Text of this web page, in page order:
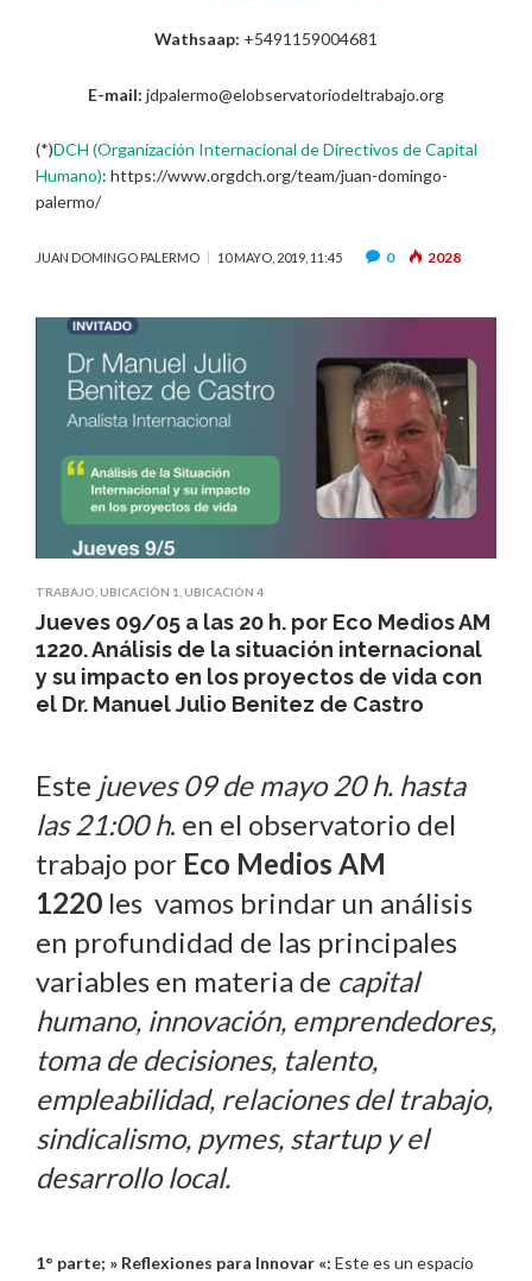
Wathsaap: +5491159004681
E-mail: jdpalermo@elobservatoriodeltrabajo.org
(*)DCH (Organización Internacional de Directivos de Capital
Humano): https://www.orgdch.org/team/juan-domingo-
palermo/
JUAN DOMINGO PALERMO 10 MAYO, 2019, 11:45 0 2028
TRABAJO UBICACIÓN 1 UBICACIÓN 4
Jueves 09/05 a las 20 h. por Eco Medios AM
1220. Análisis de la situación internacional
y su impacto en los proyectos de vida con
el Dr. Manuel Julio Benitez de Castro
Este jueves 09 de mayo 20 h. hasta
las 21:00 h. en el observatorio del
trabajo por Eco Medios AM
1220 les vamos brindar un análisis
en profundidad de las principales
variables en materia de capital
humano, innovación, emprendedores,
toma de decisiones, talento,
empleabilidad, relaciones del trabajo,
sindicalismo, pymes, startup y el
desarrollo local.
1° parte; » Reflexiones para Innovar «: Este es un espacio